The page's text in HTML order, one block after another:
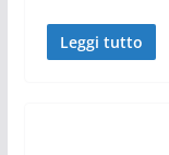
Leggi tutto